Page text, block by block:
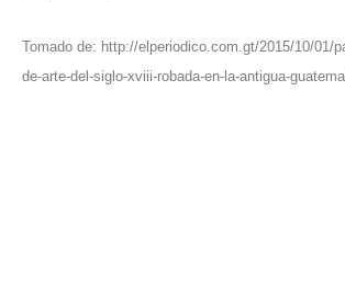
Tomado de: http://elperiodico.com.gt/2015/10/01/
de-arte-del-siglo-xviii-robada-en-la-antigua-